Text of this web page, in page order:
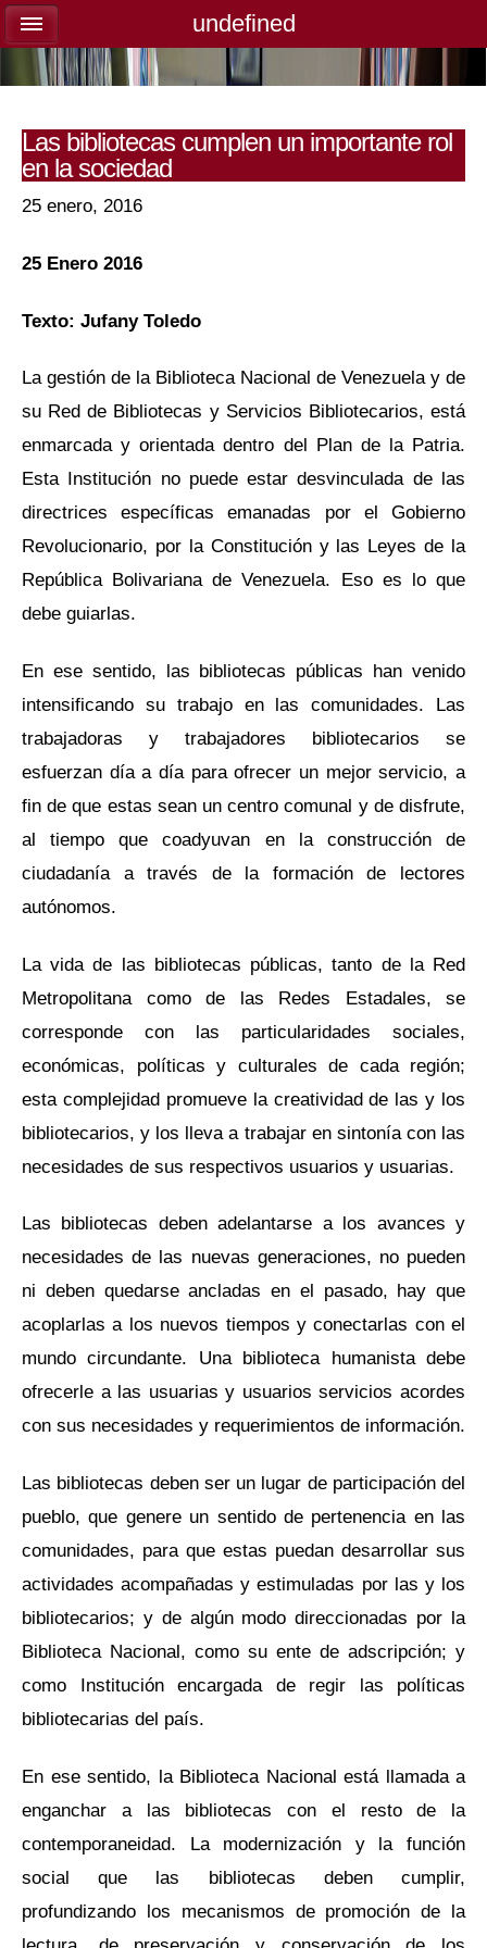
Las bibliotecas cumplen un importante rol
en la sociedad
25 enero, 2016
25 Enero 2016
Texto: Jufany Toledo
La gestión de la Biblioteca Nacional de Venezuela y de
su Red de Bibliotecas y Servicios Bibliotecarios, está
enmarcada y orientada dentro del Plan de la Patria.
Esta Institución no puede estar desvinculada de las
directrices específicas emanadas por el Gobierno
Revolucionario, por la Constitución y las Leyes de la
República Bolivariana de Venezuela. Eso es lo que
debe guiarlas.
En ese sentido, las bibliotecas públicas han venido
intensificando su trabajo en las comunidades. Las
trabajadoras y trabajadores bibliotecarios se
esfuerzan día a día para ofrecer un mejor servicio, a
fin de que estas sean un centro comunal y de disfrute,
al tiempo que coadyuvan en la construcción de
ciudadanía a través de la formación de lectores
autónomos.
La vida de las bibliotecas públicas, tanto de la Red
Metropolitana como de las Redes Estadales, se
corresponde con las particularidades sociales,
económicas, políticas y culturales de cada región;
esta complejidad promueve la creatividad de las y los
bibliotecarios, y los lleva a trabajar en sintonía con las
necesidades de sus respectivos usuarios y usuarias.
Las bibliotecas deben adelantarse a los avances y
necesidades de las nuevas generaciones, no pueden
ni deben quedarse ancladas en el pasado, hay que
acoplarlas a los nuevos tiempos y conectarlas con el
mundo circundante. Una biblioteca humanista debe
ofrecerle a las usuarias y usuarios servicios acordes
con sus necesidades y requerimientos de información.
Las bibliotecas deben ser un lugar de participación del
pueblo, que genere un sentido de pertenencia en las
comunidades, para que estas puedan desarrollar sus
actividades acompañadas y estimuladas por las y los
bibliotecarios; y de algún modo direccionadas por la
Biblioteca Nacional, como su ente de adscripción; y
como Institución encargada de regir las políticas
bibliotecarias del país.
En ese sentido, la Biblioteca Nacional está llamada a
enganchar a las bibliotecas con el resto de la
contemporaneidad. La modernización y la función
social que las bibliotecas deben cumplir,
profundizando los mecanismos de promoción de la
undefined
undefined